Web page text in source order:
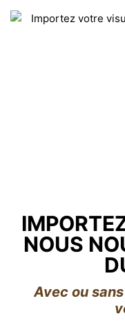
NOUS
Avec ou